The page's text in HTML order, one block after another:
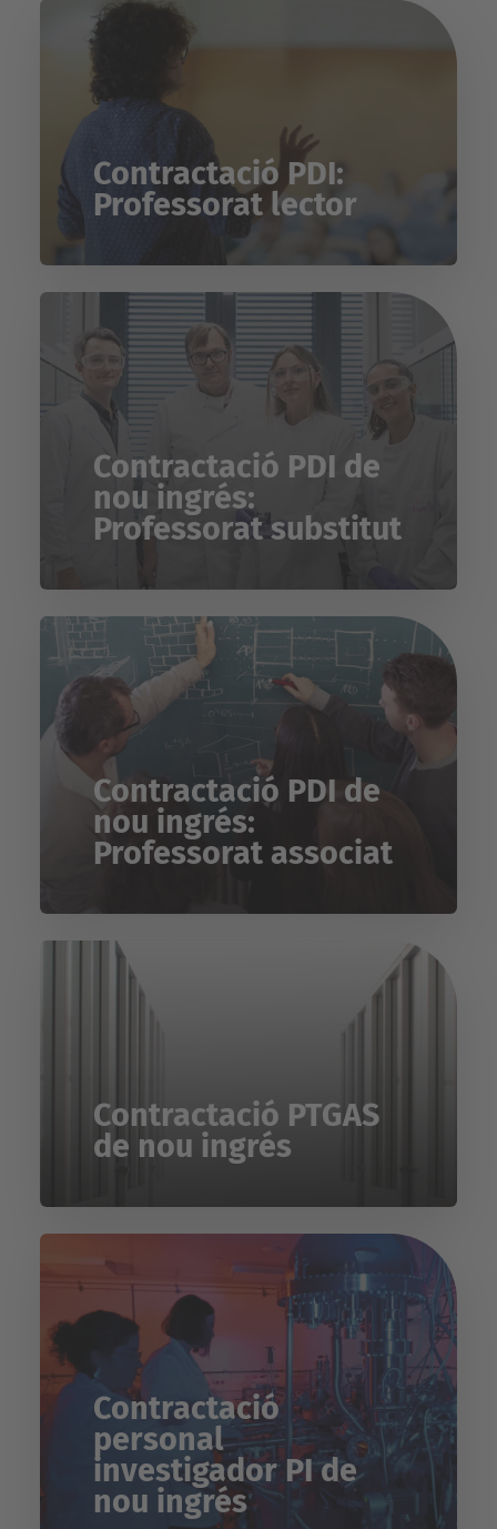
Contractació PDI:
Professorat lector
Contractació PDI de
nou ingrés:
Professorat substitut
Contractació PDI de
nou ingrés:
Professorat associat
Contractació PTGAS
de nou ingrés
Contractació
personal
investigador PI de
nou ingrés